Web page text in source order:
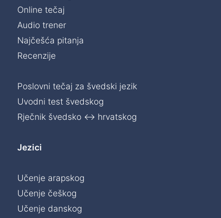
Online tečaj
Audio trener
Najčešća pitanja
Recenzije
Poslovni tečaj za švedski jezik
Uvodni test švedskog
Rječnik švedsko ↔ hrvatskog
Jezici
Učenje arapskog
Učenje češkog
Učenje danskog